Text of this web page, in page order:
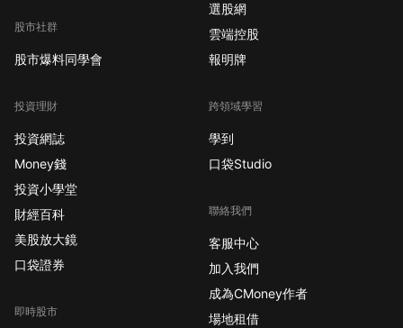
股市社群
股市爆料同學會
投資理財
投資網誌
Money錢
投資小學堂
財經百科
美股放大鏡
口袋證券
即時股市
選股網
雲端控股
報明牌
跨領域學習
學到
口袋Studio
聯絡我們
客服中心
加入我們
成為CMoney作者
場地租借